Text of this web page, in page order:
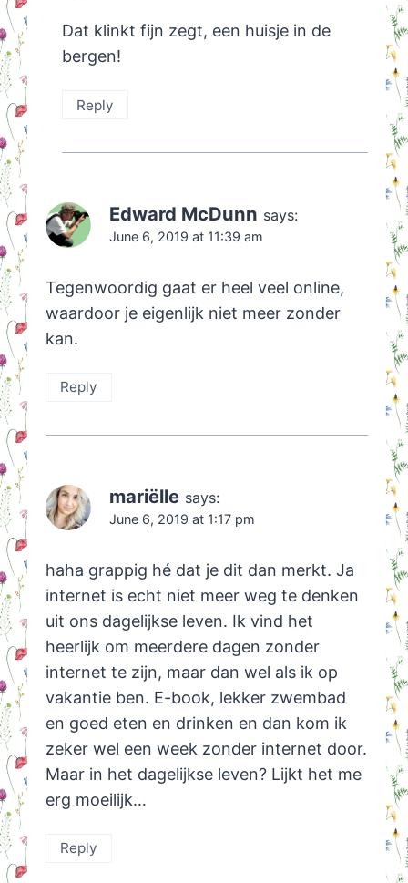
Dat klinkt fijn zegt, een huisje in de
bergen!
Reply
Edward McDunn says:
June 6, 2019 at 11:39 am
Tegenwoordig gaat er heel veel online,
waardoor je eigenlijk niet meer zonder
kan.
Reply
mariëlle says:
June 6, 2019 at 1:17 pm
haha grappig hé dat je dit dan merkt. Ja
internet is echt niet meer weg te denken
uit ons dagelijkse leven. Ik vind het
heerlijk om meerdere dagen zonder
internet te zijn, maar dan wel als ik op
vakantie ben. E-book, lekker zwembad
en goed eten en drinken en dan kom ik
zeker wel een week zonder internet door.
Maar in het dagelijkse leven? Lijkt het me
erg moeilijk…
Reply